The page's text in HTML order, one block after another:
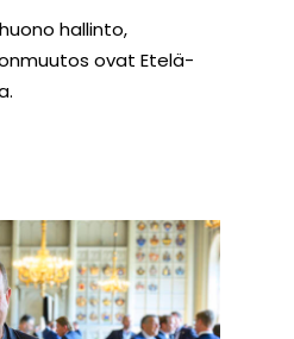
hallinto,
ovat Etelä-